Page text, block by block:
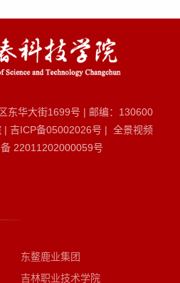
东华大街1699号 | 邮编：130600
| 吉ICP备05002026号 | 全景视频
22011202000059号
东鳌鹿业集团
吉林职业技术学院